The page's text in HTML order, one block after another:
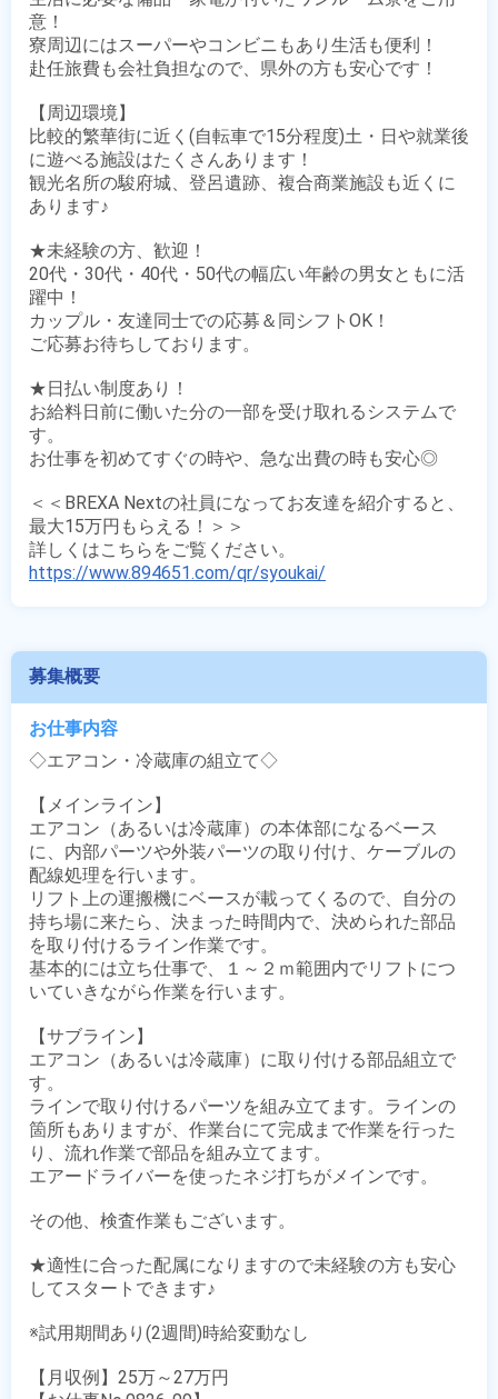
意！
寮周辺にはスーパーやコンビニもあり生活も便利！
赴任旅費も会社負担なので、県外の方も安心です！
【周辺環境】
比較的繁華街に近く(自転車で15分程度)土・日や就業後
に遊べる施設はたくさんあります！
観光名所の駿府城、登呂遺跡、複合商業施設も近くに
あります♪
★未経験の方、歓迎！
20代・30代・40代・50代の幅広い年齢の男女ともに活
躍中！
カップル・友達同士での応募＆同シフトOK！
ご応募お待ちしております。
★日払い制度あり！
お給料日前に働いた分の一部を受け取れるシステムで
す。
お仕事を初めてすぐの時や、急な出費の時も安心◎
＜＜BREXA Nextの社員になってお友達を紹介すると、
最大15万円もらえる！＞＞
https://www.894651.com/qr/syoukai/
募集概要
お仕事内容
◇エアコン・冷蔵庫の組立て◇
【メインライン】
エアコン（あるいは冷蔵庫）の本体部になるベース
に、内部パーツや外装パーツの取り付け、ケーブルの
配線処理を行います。
リフト上の運搬機にベースが載ってくるので、自分の
持ち場に来たら、決まった時間内で、決められた部品
を取り付けるライン作業です。
基本的には立ち仕事で、１～２ｍ範囲内でリフトにつ
いていきながら作業を行います。
【サブライン】
エアコン（あるいは冷蔵庫）に取り付ける部品組立で
す。
ラインで取り付けるパーツを組み立てます。ラインの
箇所もありますが、作業台にて完成まで作業を行った
り、流れ作業で部品を組み立てます。
エアードライバーを使ったネジ打ちがメインです。
その他、検査作業もございます。
★適性に合った配属になりますので未経験の方も安心
してスタートできます♪
※試用期間あり(2週間)時給変動なし
【月収例】25万～27万円